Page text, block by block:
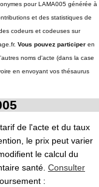
pour LAMA005 générée à
et des statistiques de
codeurs et codeuses sur
Vous pouvez participer en
noms d'acte (dans la case
en envoyant vos thésaurus
de l'acte et du taux
le prix peut varier
le calcul du
santé. Consulter
: